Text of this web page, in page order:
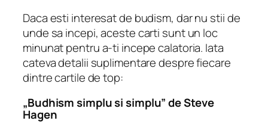
Daca esti interesat de budism, dar nu stii de
unde sa incepi, aceste carti sunt un loc
minunat pentru a-ti incepe calatoria. Iata
cateva detalii suplimentare despre fiecare
dintre cartile de top:
„Budhism simplu si simplu” de Steve
Hagen